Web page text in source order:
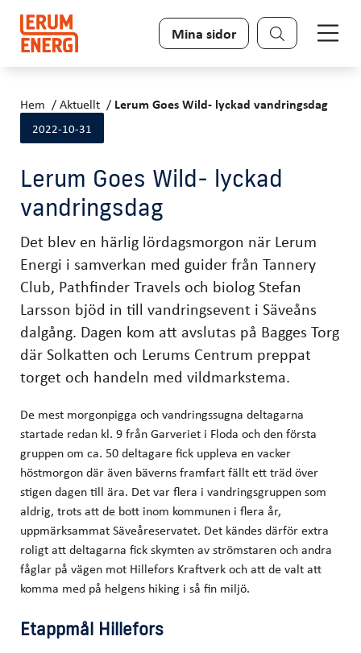
Sök
Mina sidor
Hem Aktuellt Lerum Goes Wild- lyckad vandringsdag
2022-10-31
Lerum Goes Wild- lyckad
vandringsdag
Det blev en härlig lördagsmorgon när Lerum
Energi i samverkan med guider från Tannery
Club, Pathfinder Travels och biolog Stefan
Larsson bjöd in till vandringsevent i Säveåns
dalgång. Dagen kom att avslutas på Bagges Torg
där Solkatten och Lerums Centrum preppat
torget och handeln med vildmarkstema.
De mest morgonpigga och vandringssugna deltagarna
startade redan kl. 9 från Garveriet i Floda och den första
gruppen om ca. 50 deltagare fick uppleva en vacker
höstmorgon där även bäverns framfart fällt ett träd över
stigen dagen till ära. Det var flera i vandringsgruppen som
aldrig, trots att de bott inom kommunen i flera år,
uppmärksammat Säveåreservatet. Det kändes därför extra
roligt att deltagarna fick skymten av strömstaren och andra
fåglar på vägen mot Hillefors Kraftverk och att de valt att
komma med på helgens hiking i så fin miljö.
Etappmål Hillefors